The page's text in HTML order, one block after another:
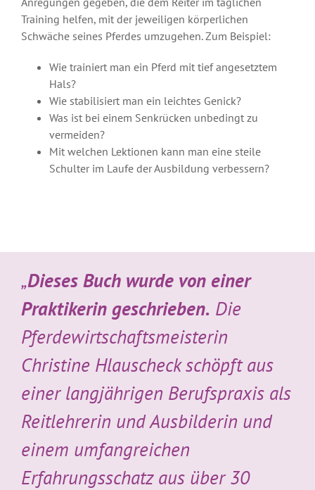
Training helfen, mit der jeweiligen körperlichen
Schwäche seines Pferdes umzugehen. Zum Beispiel:
Wie trainiert man ein Pferd mit tief angesetztem
Hals?
Wie stabilisiert man ein leichtes Genick?
Was ist bei einem Senkrücken unbedingt zu
vermeiden?
Mit welchen Lektionen kann man eine steile
Schulter im Laufe der Ausbildung verbessern?
„Dieses Buch wurde von einer
Praktikerin geschrieben. Die
Pferdewirtschaftsmeisterin
Christine Hlauscheck schöpft aus
einer langjährigen Berufspraxis als
Reitlehrerin und Ausbilderin und
einem umfangreichen
Erfahrungsschatz aus über 30